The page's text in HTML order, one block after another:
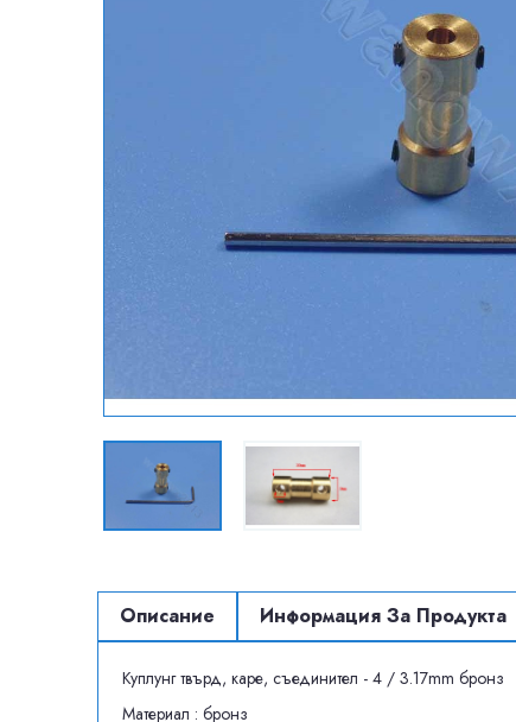
Описание Информация За Продукта
Куплунг твърд, каре, съединител - 4 / 3.17mm бронз
Материал : бронз